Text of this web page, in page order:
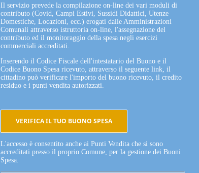
Il servizio prevede la compilazione on-line dei vari moduli di
contributo (Covid, Campi Estivi, Sussidi Didattici, Utenze
Domestiche, Locazioni, ecc.) erogati dalle Amministrazioni
Comunali attraverso istruttoria on-line, l'assegnazione del
contributo ed il monitoraggio della spesa negli esercizi
commerciali accreditati.
Inserendo il Codice Fiscale dell'intestatario del Buono e il
Codice Buono Spesa ricevuto, attraverso il seguente link, il
cittadino può verificare l'importo del buono ricevuto, il credito
residuo e i punti vendita autorizzati.
VERIFICA IL TUO BUONO SPESA
L'accesso è consentito anche ai Punti Vendita che si sono
accreditati presso il proprio Comune, per la gestione dei Buoni
Spesa.